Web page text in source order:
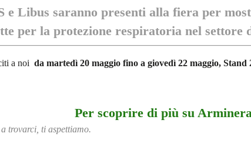
e Libus saranno presenti alla fiera per
per la protezione respiratoria nel
a noi da martedì 20 maggio fino a giovedì 22 maggio, Stand
Per scoprire di più su
trovarci, ti aspettiamo.